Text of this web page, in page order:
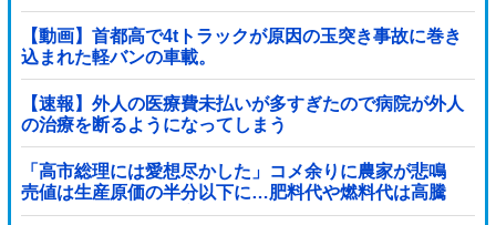
【動画】首都高で4tトラックが原因の玉突き事故に巻き
込まれた軽バンの車載。
【速報】外人の医療費未払いが多すぎたので病院が外人
の治療を断るようになってしまう
「高市総理には愛想尽かした」コメ余りに農家が悲鳴
売値は生産原価の半分以下に…肥料代や燃料代は高騰
「今年でやめる」農家も